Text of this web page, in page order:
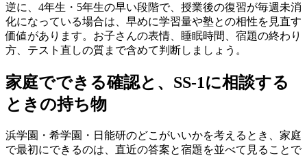
逆に、4年生・5年生の早い段階で、授業後の復習が毎週未消
化になっている場合は、早めに学習量や塾との相性を見直す
価値があります。お子さんの表情、睡眠時間、宿題の終わり
方、テスト直しの質まで含めて判断しましょう。
家庭でできる確認と、SS-1に相談する
ときの持ち物
浜学園・希学園・日能研のどこがいいかを考えるとき、家庭
で最初にできるのは、直近の答案と宿題を並べて見ることで